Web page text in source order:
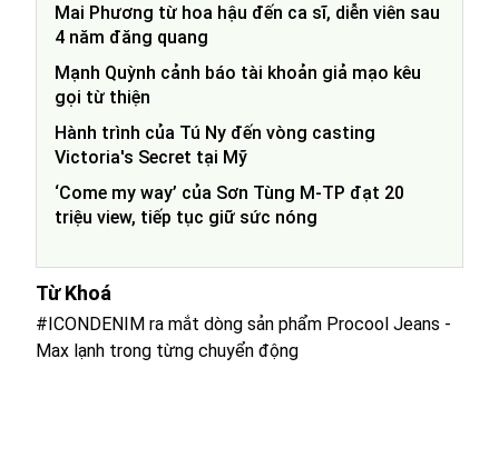
Mai Phương từ hoa hậu đến ca sĩ, diễn viên sau
4 năm đăng quang
Mạnh Quỳnh cảnh báo tài khoản giả mạo kêu
gọi từ thiện
Hành trình của Tú Ny đến vòng casting
Victoria's Secret tại Mỹ
‘Come my way’ của Sơn Tùng M-TP đạt 20
triệu view, tiếp tục giữ sức nóng
Từ Khoá
#ICONDENIM ra mắt dòng sản phẩm Procool Jeans -
Max lạnh trong từng chuyển động